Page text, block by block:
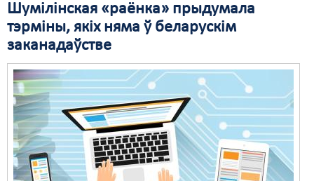
Шумілінская «раёнка» прыдумала
тэрміны, якіх няма ў беларускім
заканадаўстве
Суд
Сьмяротнае пакараньне
Экалёгія
Правы працоўных
Сацыяльныя правы